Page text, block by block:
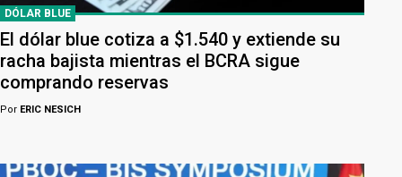
DÓLAR BLUE
El dólar blue cotiza a $1.540 y extiende su
racha bajista mientras el BCRA sigue
comprando reservas
Por ERIC NESICH